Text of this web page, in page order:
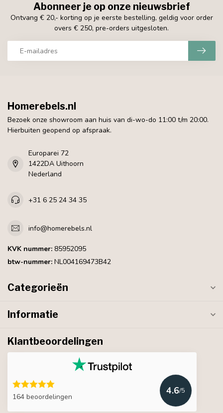
Abonneer je op onze nieuwsbrief
Ontvang € 20,- korting op je eerste bestelling, geldig voor order
overs € 250, pre-orders uitgesloten.
Homerebels.nl
Bezoek onze showroom aan huis van di-wo-do 11:00 t/m 20:00.
Hierbuiten geopend op afspraak.
Europarei 72
1422DA Uithoorn
Nederland
+31 6 25 24 34 35
info@homerebels.nl
KVK nummer: 85952095
btw-nummer: NL004169473B42
Categorieën
Informatie
Klantbeoordelingen
164 beoordelingen
4.6/5